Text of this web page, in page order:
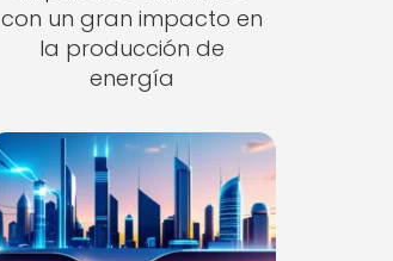
con un gran impacto en
la producción de
energía